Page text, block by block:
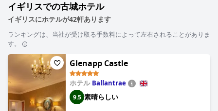
イギリスでの古城ホテル
イギリスにホテルが42軒あります
ランキングは、当社が受け取る手数料によって左右されることがありま
す。
Glenapp Castle
ホテル Ballantrae
9.5 素晴らしい